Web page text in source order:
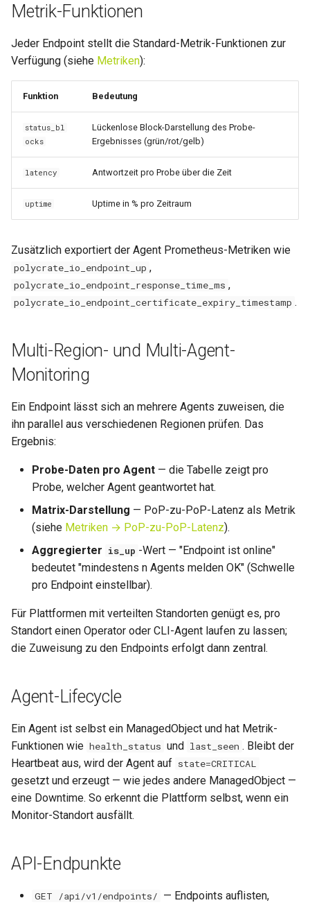
Metrik-Funktionen
Jeder Endpoint stellt die Standard-Metrik-Funktionen zur
Verfügung (siehe Metriken):
Funktion Bedeutung
status_bl
ocks
Lückenlose Block-Darstellung des Probe-
Ergebnisses (grün/rot/gelb)
latency Antwortzeit pro Probe über die Zeit
uptime Uptime in % pro Zeitraum
Zusätzlich exportiert der Agent Prometheus-Metriken wie
polycrate_io_endpoint_up ,
polycrate_io_endpoint_response_time_ms ,
polycrate_io_endpoint_certificate_expiry_timestamp .
Multi-Region- und Multi-Agent-
Monitoring
Ein Endpoint lässt sich an mehrere Agents zuweisen, die
ihn parallel aus verschiedenen Regionen prüfen. Das
Ergebnis:
Probe-Daten pro Agent — die Tabelle zeigt pro
Probe, welcher Agent geantwortet hat.
Matrix-Darstellung — PoP-zu-PoP-Latenz als Metrik
(siehe Metriken → PoP-zu-PoP-Latenz).
Aggregierter is_up -Wert — "Endpoint ist online"
bedeutet "mindestens n Agents melden OK" (Schwelle
pro Endpoint einstellbar).
Für Plattformen mit verteilten Standorten genügt es, pro
Standort einen Operator oder CLI-Agent laufen zu lassen;
die Zuweisung zu den Endpoints erfolgt dann zentral.
Agent-Lifecycle
Ein Agent ist selbst ein ManagedObject und hat Metrik-
Funktionen wie health_status und last_seen . Bleibt der
Heartbeat aus, wird der Agent auf state=CRITICAL
gesetzt und erzeugt — wie jedes andere ManagedObject —
eine Downtime. So erkennt die Plattform selbst, wenn ein
Monitor-Standort ausfällt.
API-Endpunkte
GET /api/v1/endpoints/ — Endpoints auflisten,